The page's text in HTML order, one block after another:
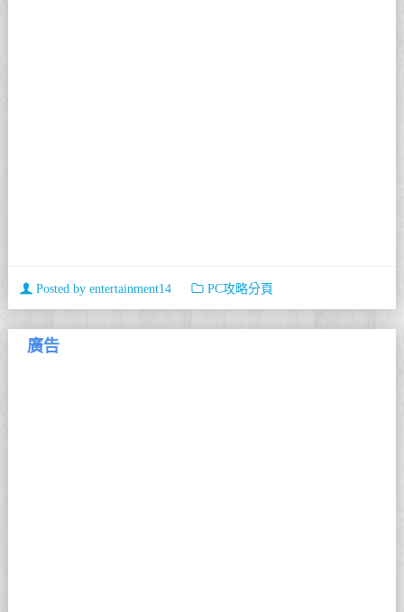
Posted by entertainment14 PC攻略分頁
廣告